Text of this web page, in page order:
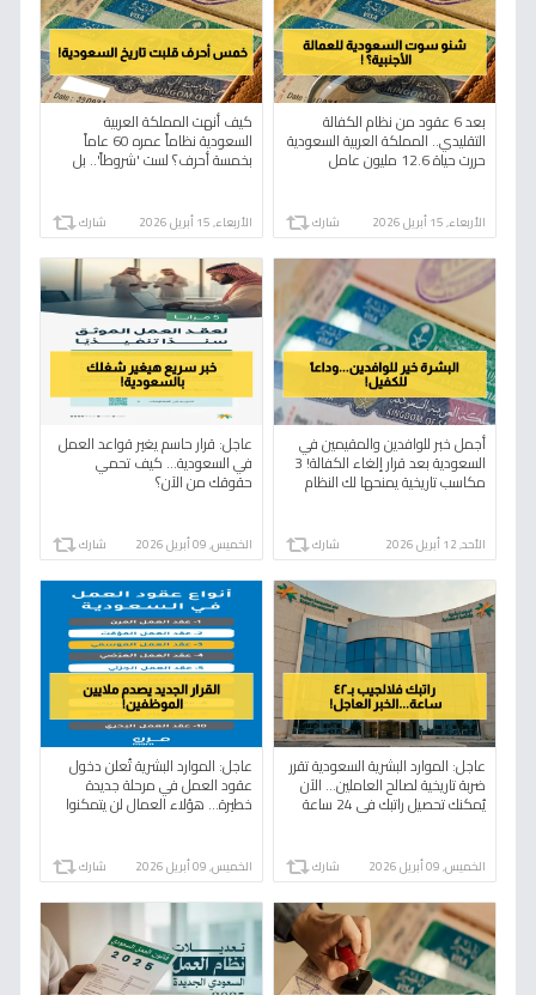
بعد 6 عقود من نظام الكفالة
التقليدي.. المملكة العربية السعودية
حررت حياة 12.6 مليون عامل
الأربعاء, 15 أبريل 2026 شارك
كيف أنهت المملكة العربية
السعودية نظاماً عمره 60 عاماً
بخمسة أحرف؟ لست 'شروطاً'.. بل
الأربعاء, 15 أبريل 2026 شارك
أجمل خبر للوافدين والمقيمين في
السعودية بعد قرار إلغاء الكفالة! 3
مكاسب تاريخية يمنحها لك النظام
الأحد, 12 أبريل 2026 شارك
عاجل: قرار حاسم يغير قواعد العمل
في السعودية… كيف تحمي
حقوقك من الآن؟
الخميس, 09 أبريل 2026 شارك
عاجل: الموارد البشرية السعودية تقرر
ضربة تاريخية لصالح العاملين… الآن
يُمكنك تحصيل راتبك في 24 ساعة
الخميس, 09 أبريل 2026 شارك
عاجل: الموارد البشرية تُعلن دخول
عقود العمل في مرحلة جديدة
خطيرة… هؤلاء العمال لن يتمكنوا
الخميس, 09 أبريل 2026 شارك